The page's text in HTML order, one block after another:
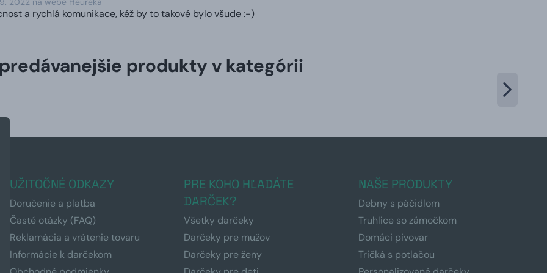
a rychlá komunikace, kéž by to takové bylo všude :-)
produkty v kategórii
UŽITOČNÉ ODKAZY
Doručenie a platba
Časté otázky (FAQ)
Reklamácia a vrátenie tovaru
Informácie k darčekom
PRE KOHO HĽADÁTE
DARČEK?
Všetky darčeky
Darčeky pre mužov
Darčeky pre ženy
NAŠE PRODUKTY
Debny s páčidlom
Truhlice so zámočkom
Domáci pivovar
Tričká s potlačou